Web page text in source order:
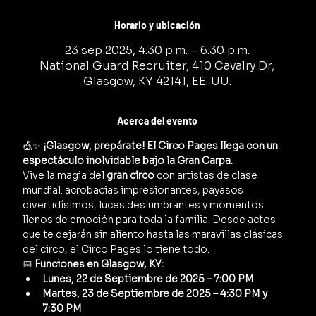
Horario y ubicación
23 sep 2025, 4:30 p.m. – 6:30 p.m.
National Guard Recruiter, 410 Cavalry Dr,
Glasgow, KY 42141, EE. UU.
Acerca del evento
🎪✨ ¡Glasgow, prepárate! El Circo Pages llega con un
espectáculo inolvidable bajo la Gran Carpa.
Vive la magia del gran circo con artistas de clase
mundial: acrobacias impresionantes, payasos
divertidísimos, luces deslumbrantes y momentos
llenos de emoción para toda la familia. Desde actos
que te dejarán sin aliento hasta las maravillas clásicas
del circo, el Circo Pages lo tiene todo.
📅 Funciones en Glasgow, KY:
Lunes, 22 de Septiembre de 2025 – 7:00 PM
Martes, 23 de Septiembre de 2025 – 4:30 PM y
7:30 PM